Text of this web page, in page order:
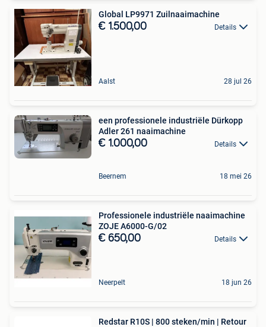
Global LP9971 Zuilnaaimachine
€ 1.500,00 Details
Aalst 28 jul 26
een professionele industriële Dürkopp
Adler 261 naaimachine
€ 1.000,00 Details
Beernem 18 mei 26
Professionele industriële naaimachine
ZOJE A6000-G/02
€ 650,00 Details
Neerpelt 18 jun 26
Redstar R10S | 800 steken/min | Retour